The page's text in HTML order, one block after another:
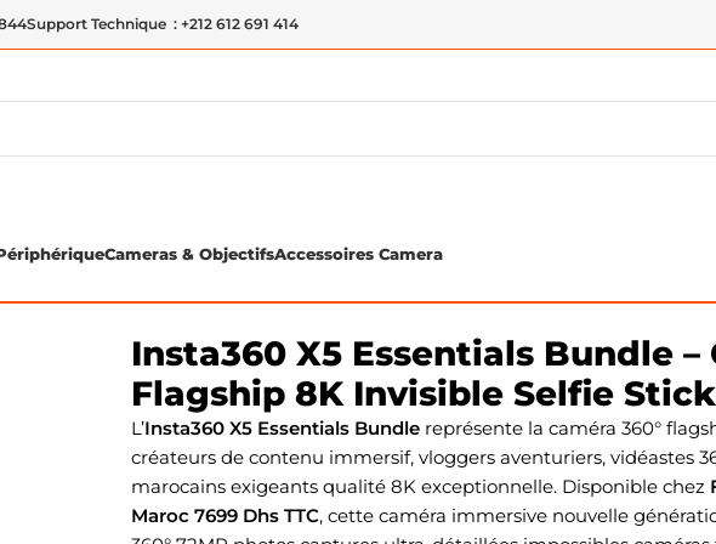
Support Technique : +212 612 691 414
Cameras & ObjectifsAccessoires Camera
Insta360 X5 Essentials Bundle –
Flagship 8K Invisible Selfie Stick
L’Insta360 X5 Essentials Bundle représente la caméra 360°
créateurs de contenu immersif, vloggers aventuriers, vidéastes
marocains exigeants qualité 8K exceptionnelle. Disponible chez
Maroc 7699 Dhs TTC, cette caméra immersive nouvelle